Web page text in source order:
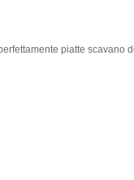
piatte scavano